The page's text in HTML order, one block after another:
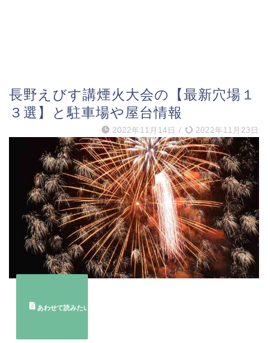
長野えびす講煙火大会の【最新穴場１
３選】と駐車場や屋台情報
2022年11月14日 / 2022年11月23日